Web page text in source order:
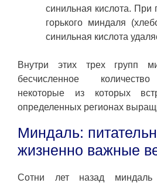
синильная кислота. При
горького миндаля
синильная кислота
Внутри этих трех групп
бесчисленное
некоторые из которых
определенных регионах
Миндаль:
жизненно важные
Сотни лет назад